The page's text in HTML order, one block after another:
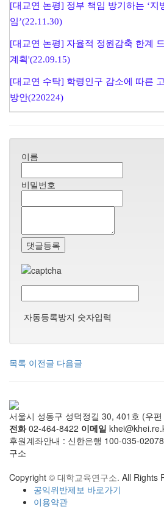
[대교연 논평] 정부 책임 방기하는 ‘지
임’(22.11.30)
[대교연 논평] 자율적 정원감축 한계
계획'(22.09.15)
[대교연 수탁] 학령인구 감소에 따른
방안(220224)
이름
비밀번호
댓글등록
자동등록방지 숫자입력
목록 이전글 다음글
서울시 성동구 성덕정길 30, 401호 (우
전화02-464-8422 이메일
후원계좌안내 : 신한은행 100-035-
구소
Copyright © 대학교육연구소. All Rights
공익위반제보 바로가기
이용약관